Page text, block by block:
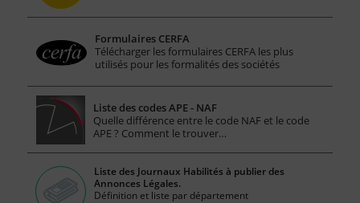
Formulaires CERFA
Télécharger les formulaires CERFA les plus
utilisés pour les formalités des sociétés
Liste des codes APE - NAF
Quelle différence entre le code NAF et le code
APE ? Comment le trouver…
Liste des Journaux Habilités à publier des
Annonces Légales.
Définition et liste par département